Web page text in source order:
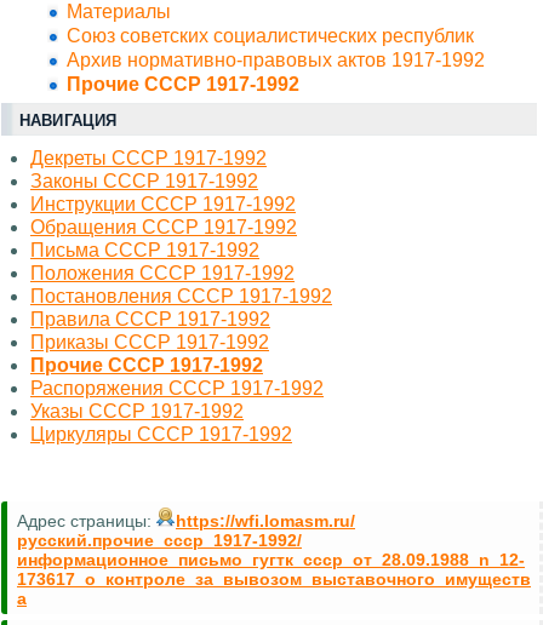
Материалы
Союз советских социалистических республик
Архив нормативно-правовых актов 1917-1992
Прочие СССР 1917-1992
НАВИГАЦИЯ
Декреты СССР 1917-1992
Законы СССР 1917-1992
Инструкции СССР 1917-1992
Обращения СССР 1917-1992
Письма СССР 1917-1992
Положения СССР 1917-1992
Постановления СССР 1917-1992
Правила СССР 1917-1992
Приказы СССР 1917-1992
Прочие СССР 1917-1992
Распоряжения СССР 1917-1992
Указы СССР 1917-1992
Циркуляры СССР 1917-1992
Адрес страницы:
https://wfi.lomasm.ru/
русский.прочие_ссср_1917-1992/
информационное_письмо_гугтк_ссср_от_28.09.1988_n_12-
173617_о_контроле_за_вывозом_выставочного_имуществ
а